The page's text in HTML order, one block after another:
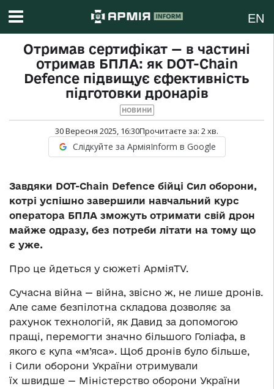
EN
Отримав сертифікат — в частині
отримав БПЛА: як DOT-Chain
Defence підвищує єфективність
підготовки дронарів
НОВИНИ
30 Вересня 2025, 16:30Прочитаєте за: 2хв.
Слідкуйте за АрміяInform в Google
Завдяки DOT-Chain Defence бійці Сил оборони,
котрі успішно завершили навчальний курс
оператора БПЛА зможуть отримати свій дрон
майже одразу, без потреби літати на тому що
є уже.
Про це йдеться у сюжеті АрміяTV.
Сучасна війна — війна, звісно ж, не лише дронів.
Але саме безпілотна складова дозволяє за
рахунок технологій, як Давид за допомогою
пращі, перемогти значно більшого Голіафа, в
якого є купа «м’яса». Щоб дронів було більше,
і Сили оборони України отримували
їх швидше — Міністерство оборони України